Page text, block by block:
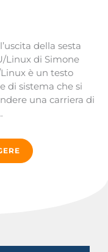
della sesta
Linux di Simone
è un testo
di sistema che si
una carriera di